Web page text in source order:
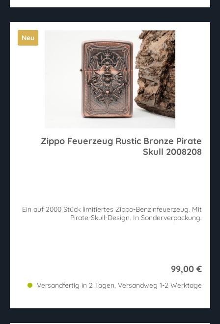
Neu
Zippo Feuerzeug Rustic Bronze Pirate
Skull 2008208
Ein auf 2000 Stück limitiertes Zippo-Benzinfeuerzeug. Mit
Pirate-Skull-Design. In Sonderverpackung.
99,00 €
Versandfertig in 2 Tagen, Versandweg 1-2 Werktage